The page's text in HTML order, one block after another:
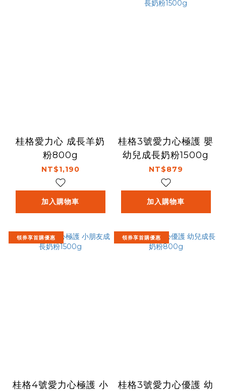
桂格愛力心 成長羊奶
粉800g
NT$1,190
加入購物車
桂格3號愛力心極護 嬰
幼兒成長奶粉1500g
NT$879
加入購物車
領券享首購優惠
桂格4號愛力心極護 小
領券享首購優惠
桂格3號愛力心優護 幼